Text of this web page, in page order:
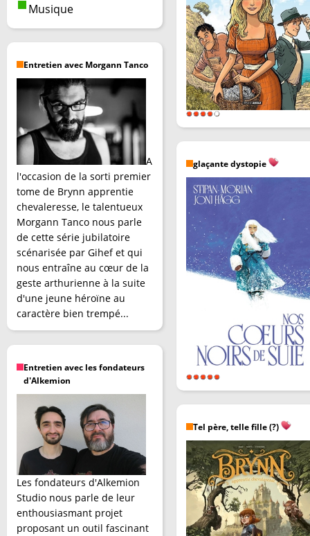
Musique
Entretien avec Morgann Tanco
A
l'occasion de la sorti premier
tome de Brynn apprentie
chevaleresse, le talentueux
Morgann Tanco nous parle
de cette série jubilatoire
scénarisée par Gihef et qui
nous entraîne au cœur de la
geste arthurienne à la suite
d'une jeune héroïne au
caractère bien trempé...
Entretien avec les fondateurs
d'Alkemion
Les fondateurs d'Alkemion
Studio nous parle de leur
enthousiasmant projet
proposant un outil fascinant
glaçante dystopie
Tel père, telle fille (?)